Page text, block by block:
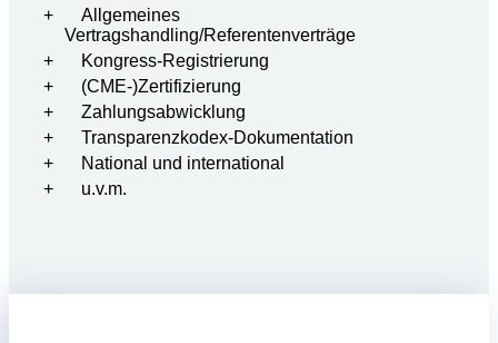
Allgemeines
Vertragshandling/Referentenverträge
Kongress-Registrierung
(CME-)Zertifizierung
Zahlungsabwicklung
Transparenzkodex-Dokumentation
National und international
u.v.m.